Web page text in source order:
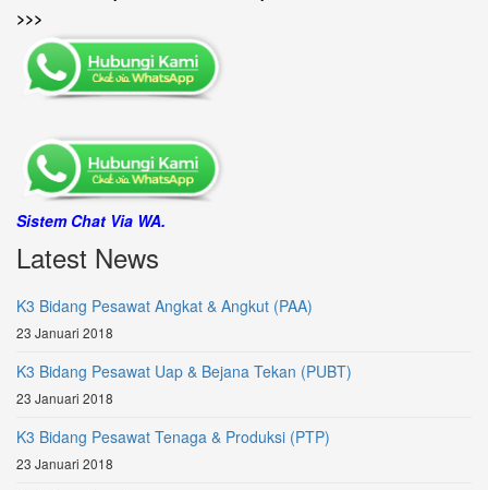
>>>
Sistem Chat Via WA.
Latest News
K3 Bidang Pesawat Angkat & Angkut (PAA)
23 Januari 2018
K3 Bidang Pesawat Uap & Bejana Tekan (PUBT)
23 Januari 2018
K3 Bidang Pesawat Tenaga & Produksi (PTP)
23 Januari 2018